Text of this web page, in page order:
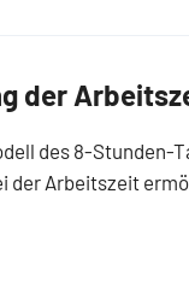
der
des 8-Stunden-
der Arbeitszeit